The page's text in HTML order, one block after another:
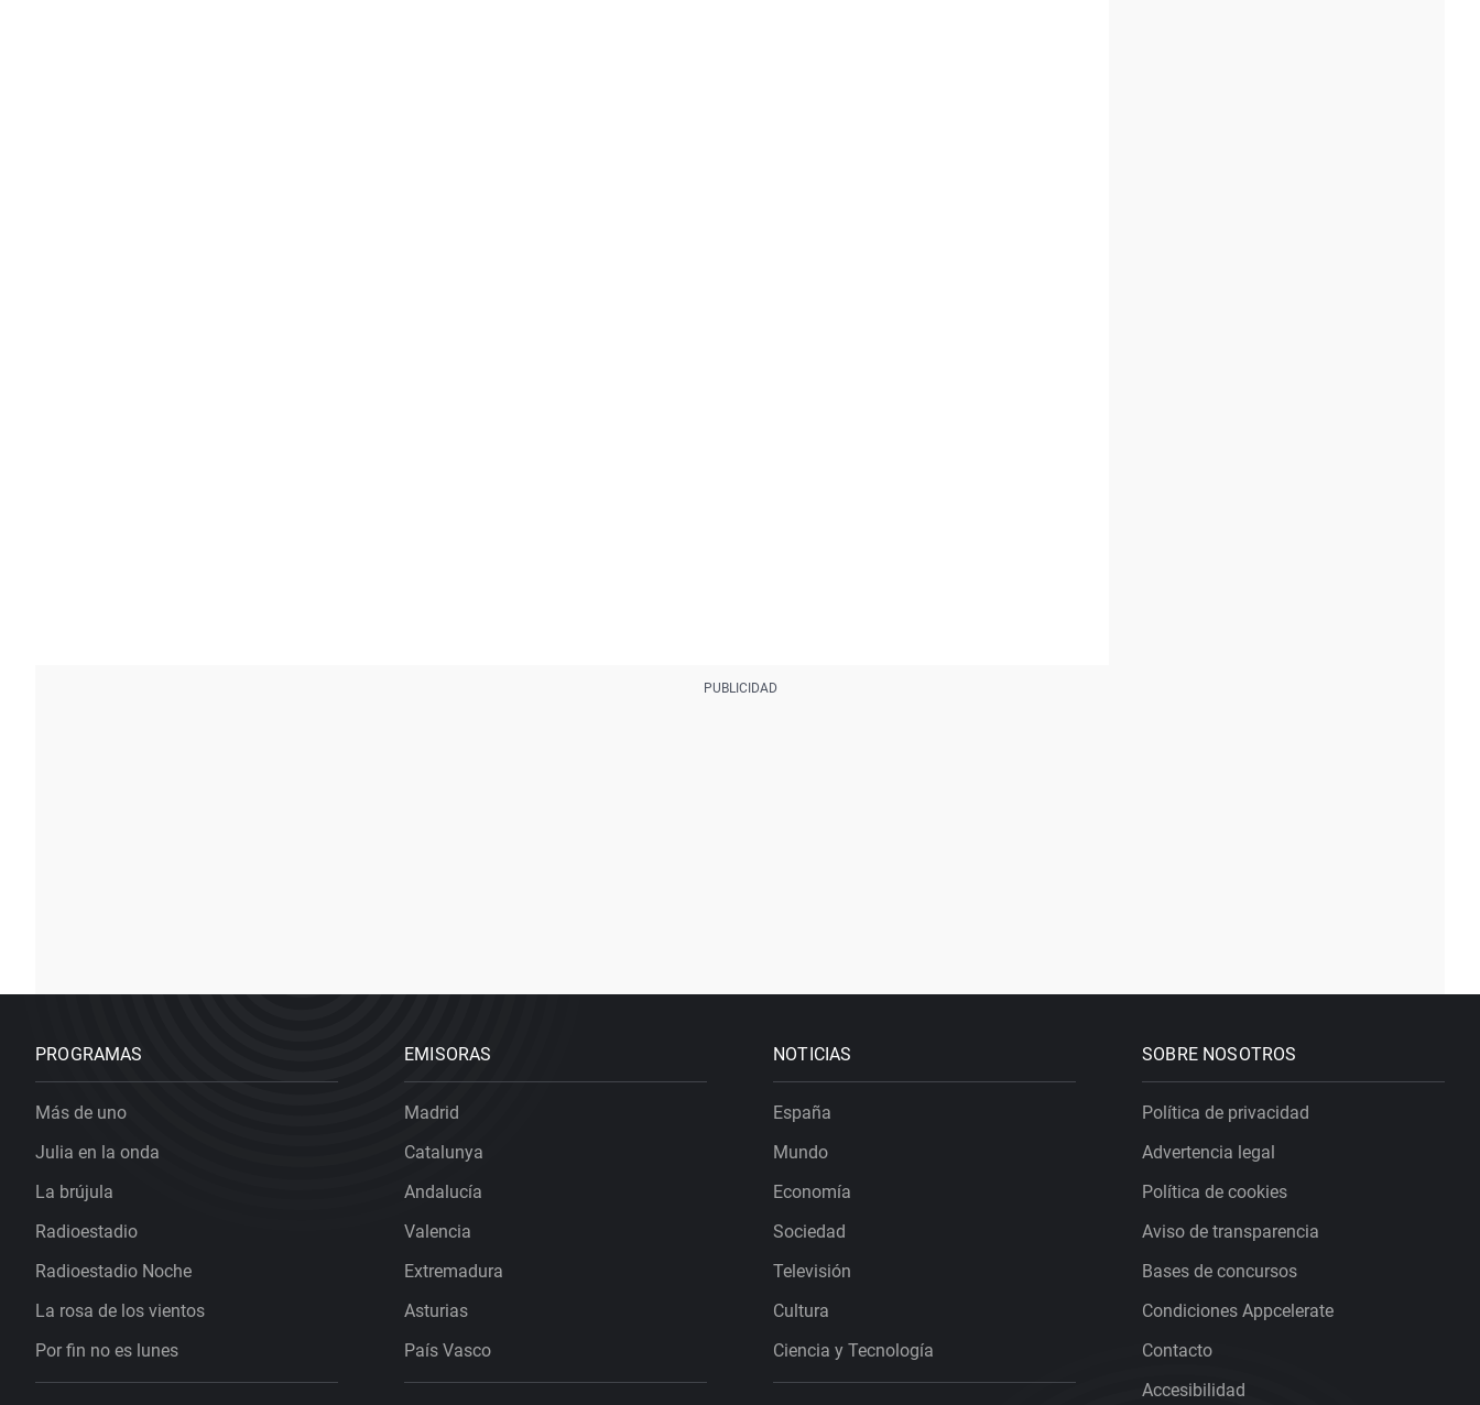
PROGRAMAS
Más de uno
Julia en la onda
La brújula
Radioestadio
Radioestadio Noche
La rosa de los vientos
Por fin no es lunes
EMISORAS
Madrid
Catalunya
Andalucía
Valencia
Extremadura
Asturias
País Vasco
NOTICIAS
España
Mundo
Economía
Sociedad
Televisión
Cultura
Ciencia y Tecnología
SOBRE NOSOTROS
Política de privacidad
Advertencia legal
Política de cookies
Aviso de transparencia
Bases de concursos
Condiciones Appcelerate
Contacto
Accesibilidad